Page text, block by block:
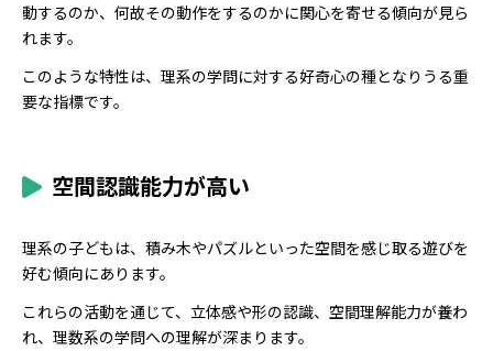
動するのか、何故その動作をするのかに関心を寄せる傾向が見ら
れます。
このような特性は、理系の学問に対する好奇心の種となりうる重
要な指標です。
空間認識能力が高い
理系の子どもは、積み木やパズルといった空間を感じ取る遊びを
好む傾向にあります。
これらの活動を通じて、立体感や形の認識、空間理解能力が養わ
れ、理数系の学問への理解が深まります。